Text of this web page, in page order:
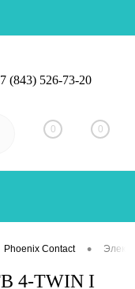
Вход
(843) 526-73-20
0 0
Phoenix Contact •
4-TWIN I